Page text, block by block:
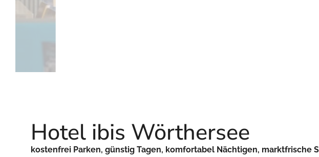
Hotel ibis Wörthersee
kostenfrei Parken, günstig Tagen, komfortabel Nächtigen, marktfrische